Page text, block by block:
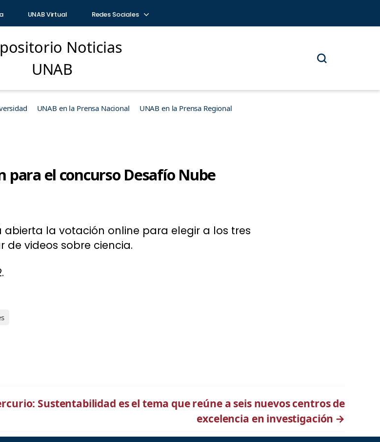
UNAB Virtual Redes Sociales
Noticias
UNAB
UNAB en la Prensa Nacional UNAB en la Prensa Regional
para el concurso Desafío Nube
abierta la votación online para elegir a los tres
videos sobre ciencia.
Sustentabilidad es el tema que reúne a seis nuevos centros de
excelencia en investigación →